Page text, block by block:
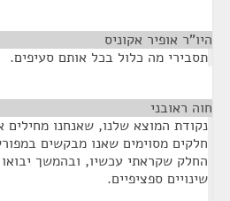
היו"ר אופיר אקוניס
תסבירי מה כלול בכל אותם סעיפים.
חוה ראובני
נקודת המוצא שלנו, שאנחנו
חלקים מסוימים שאנו מבקשים
החלק שקראתי עכשיו, ובהמשך
שינויים ספציפיים.